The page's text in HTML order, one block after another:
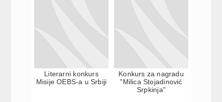
Literarni konkurs
Misije OEBS-a u Srbiji
Konkurs za nagradu
"Milica Stojadinović
Srpkinja"